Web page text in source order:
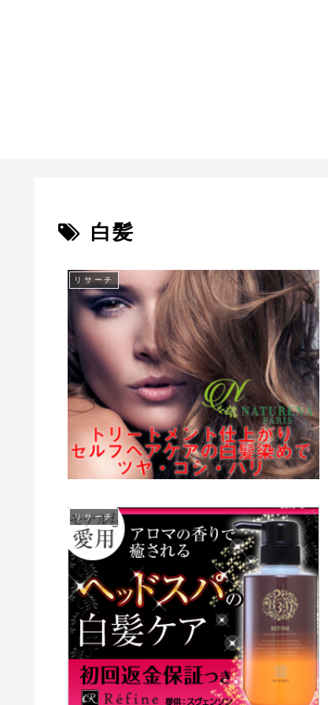
白髪
リサーチ
リサーチ